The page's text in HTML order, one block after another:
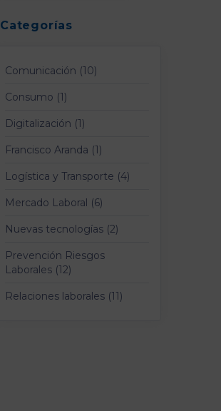
Categorías
Comunicación (10)
Consumo (1)
Digitalización (1)
Francisco Aranda (1)
Logística y Transporte (4)
Mercado Laboral (6)
Nuevas tecnologías (2)
Prevención Riesgos
Laborales (12)
Relaciones laborales (11)